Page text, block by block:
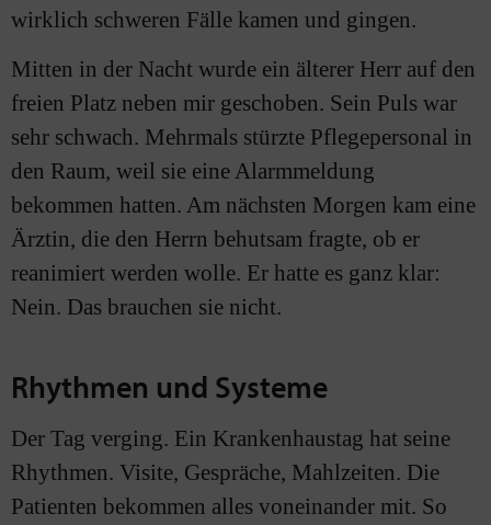
wirklich schweren Fälle kamen und gingen.
Mitten in der Nacht wurde ein älterer Herr auf den
freien Platz neben mir geschoben. Sein Puls war
sehr schwach. Mehrmals stürzte Pflegepersonal in
den Raum, weil sie eine Alarmmeldung
bekommen hatten. Am nächsten Morgen kam eine
Ärztin, die den Herrn behutsam fragte, ob er
reanimiert werden wolle. Er hatte es ganz klar:
Nein. Das brauchen sie nicht.
Rhythmen und Systeme
Der Tag verging. Ein Krankenhaustag hat seine
Rhythmen. Visite, Gespräche, Mahlzeiten. Die
Patienten bekommen alles voneinander mit. So